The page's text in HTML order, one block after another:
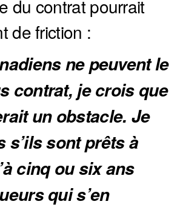
du contrat pourrait
de friction :
ne peuvent le
contrat, je crois que
un obstacle. Je
s’ils sont prêts à
cinq ou six ans
qui s’en